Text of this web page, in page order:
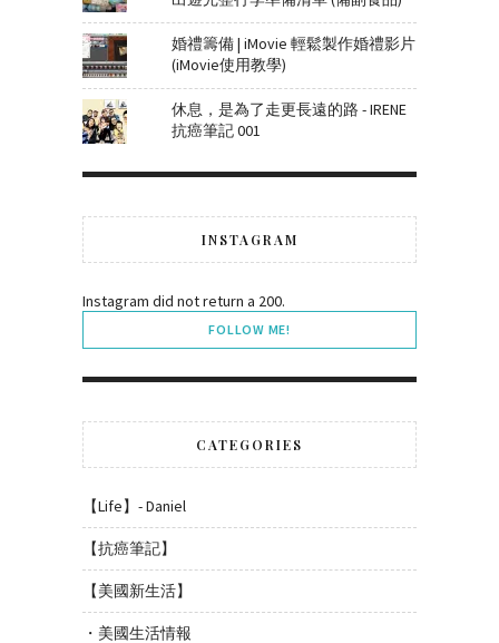
婚禮籌備 | iMovie 輕鬆製作婚禮影片
(iMovie使用教學)
休息，是為了走更長遠的路 - IRENE
抗癌筆記 001
INSTAGRAM
Instagram did not return a 200.
FOLLOW ME!
CATEGORIES
【Life】- Daniel
【抗癌筆記】
【美國新生活】
・美國生活情報